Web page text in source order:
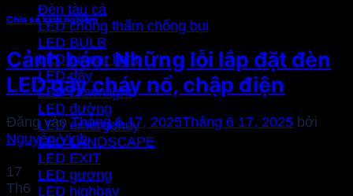
Đèn tàu cá
LED chống thấm chống bụi
LED BULB
LED Linear light
LED dây
LED Downlight
LED đường
LED emergency
LED LANDSCAPE
LED EXIT
LED gương
LED highbay
Chia sẻ kinh nghiệm
Cảnh báo: Những lỗi lắp đặt đèn
LED gây cháy nổ, chập điện
Đăng vàoTháng 6 17, 2025Tháng 6 17, 2025 bởi
Nguyễn Vinh
17
Th6